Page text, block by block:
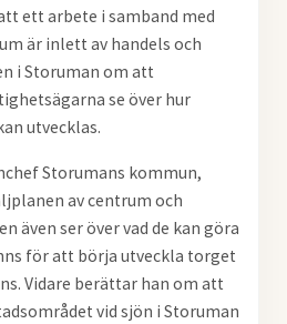
ett arbete i samband med
är inlett av handels och
i Storuman om att
se över hur
utvecklas.
Storumans kommun,
av centrum och
även ser över vad de kan göra
för att börja utveckla torget
Vidare berättar han om att
vid sjön i Storuman